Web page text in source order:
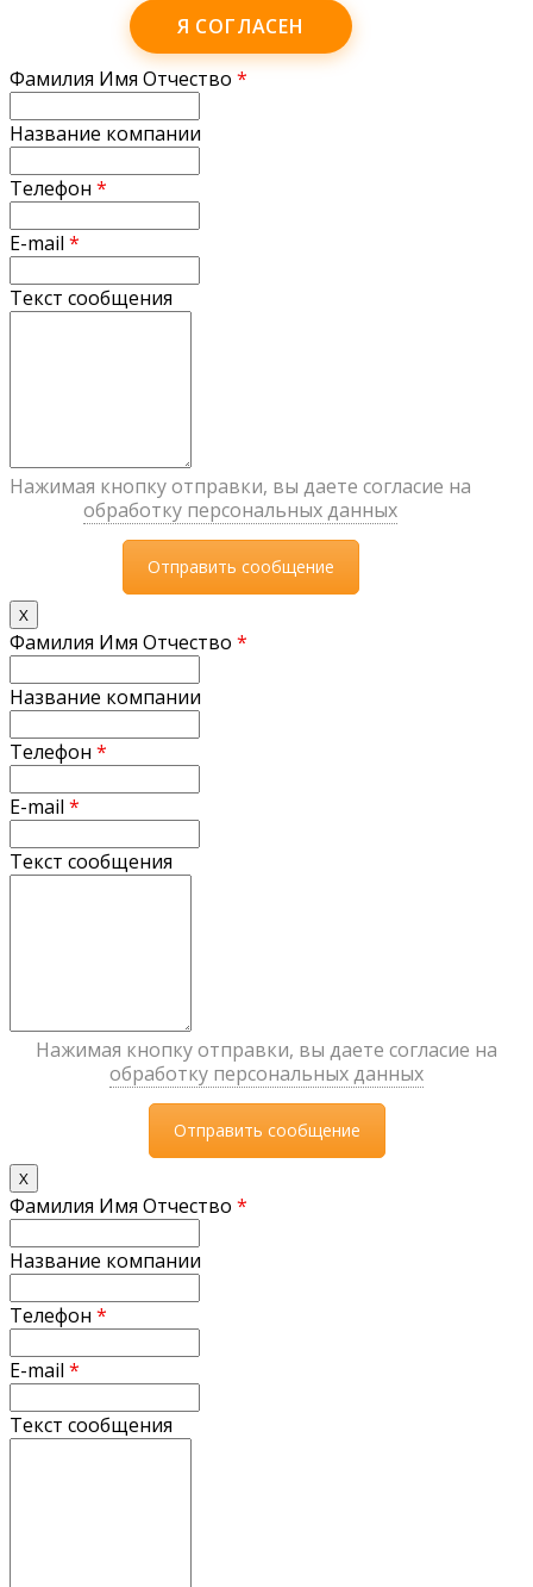
Я СОГЛАСЕН
Фамилия Имя Отчество *
Название компании
Телефон *
E-mail *
Текст сообщения
Нажимая кнопку отправки, вы даете согласие на
обработку персональных данных
X
Фамилия Имя Отчество *
Название компании
Телефон *
E-mail *
Текст сообщения
Нажимая кнопку отправки, вы даете согласие на
обработку персональных данных
X
Фамилия Имя Отчество *
Название компании
Телефон *
E-mail *
Текст сообщения